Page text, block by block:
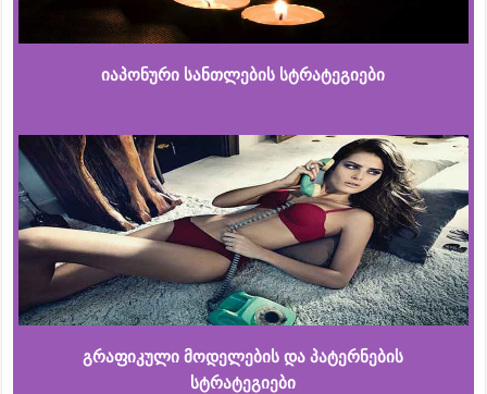
იაპონური სანთლების სტრატეგიები
გრაფიკული მოდელების და პატერნების
სტრატეგიები